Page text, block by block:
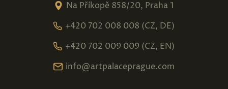
Na Příkopě 858/20, Praha 1
+420 702 008 008 (CZ, DE)
+420 702 009 009 (CZ, EN)
info@artpalaceprague.com